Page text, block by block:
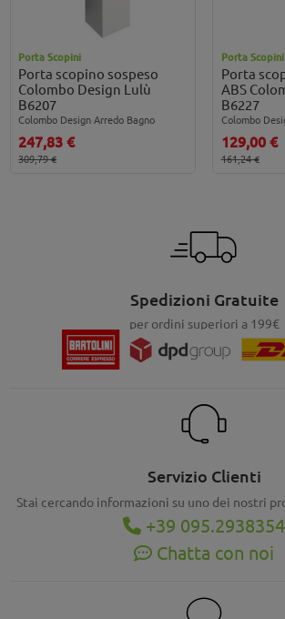
Porta Scopini
Porta scopino sospeso
Colombo Design Lulù
B6207
Colombo Design Arredo Bagno
247,83 €
309,79 €
Porta Scopini
Porta
ABS
B6227
Colombo
129,00 €
161,24 €
Spedizioni Gratuite
per ordini superiori a 199€
Servizio Clienti
Stai cercando informazioni su uno dei nostri
+39 095.2938354
Chatta con noi